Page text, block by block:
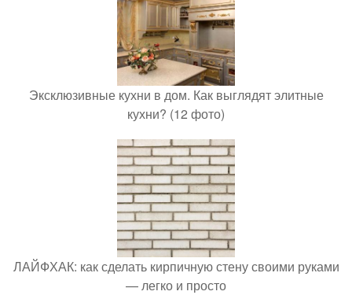
Эксклюзивные кухни в дом. Как выглядят элитные
кухни? (12 фото)
ЛАЙФХАК: как сделать кирпичную стену своими руками
— легко и просто